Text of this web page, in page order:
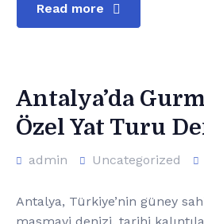
Read more
Antalya’da
Özel Yat Turu
admin Uncategorized
Antalya, Türkiye’nin güney